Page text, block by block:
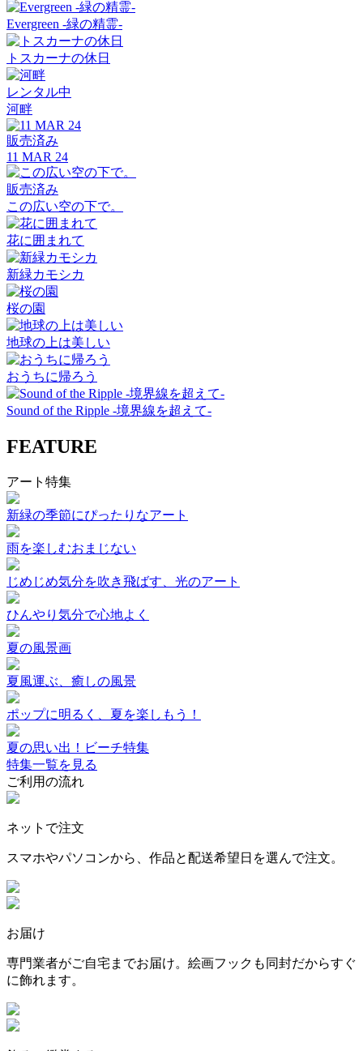
Evergreen -緑の精霊-
トスカーナの休日
レンタル中
河畔
販売済み
11 MAR 24
販売済み
この広い空の下で。
花に囲まれて
新緑カモシカ
桜の園
地球の上は美しい
おうちに帰ろう
Sound of the Ripple -境界線を超えて-
FEATURE
アート特集
新緑の季節にぴったりなアート
雨を楽しむおまじない
じめじめ気分を吹き飛ばす、光のアート
ひんやり気分で心地よく
夏の風景画
夏風運ぶ、癒しの風景
ポップに明るく、夏を楽しもう！
夏の思い出！ビーチ特集
特集一覧を見る
ご利用の流れ
ネットで注文
スマホやパソコンから、作品と配送希望日を選んで注文。
お届け
専門業者がご自宅までお届け。絵画フックも同封だからすぐ
に飾れます。